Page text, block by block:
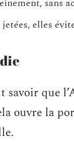
sans
elles
que
ouvre la